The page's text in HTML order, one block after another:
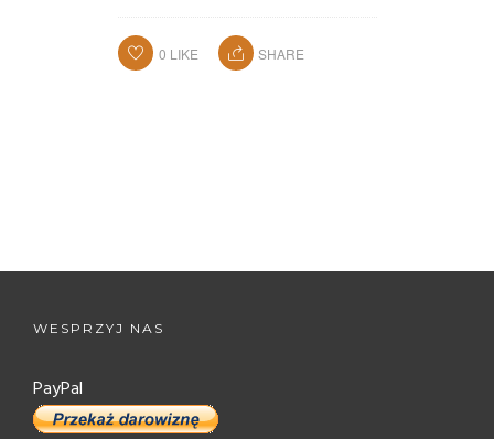
0 LIKE SHARE
WESPRZYJ NAS
PayPal